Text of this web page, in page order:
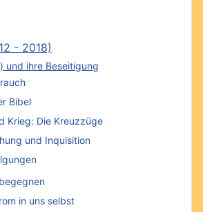
- 2018)
und ihre Beseitigung
Bibel
Krieg: Die Kreuzzüge
und Inquisition
in uns selbst